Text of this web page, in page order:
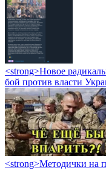
<strong>Новое
бой против власти
<strong>Методички на